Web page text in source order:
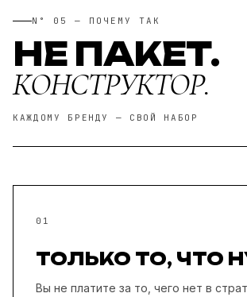
N° 05 — ПОЧЕМУ ТАК
НЕ ПАКЕТ.
КОНСТРУКТОР.
КАЖДОМУ БРЕНДУ — СВОЙ НАБОР
01
ТОЛЬКО ТО, ЧТО
Вы не платите за то, чего нет в